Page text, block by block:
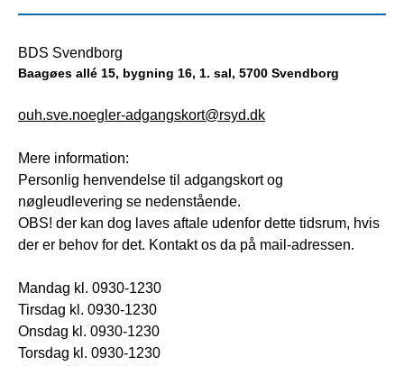
BDS Svendborg
Baagøes allé 15, bygning 16, 1. sal, 5700 Svendborg
ouh.sve.noegler-adgangskort@rsyd.dk
Mere information:
Personlig henvendelse til adgangskort og
nøgleudlevering se nedenstående.
OBS! der kan dog laves aftale udenfor dette tidsrum, hvis
der er behov for det. Kontakt os da på mail-adressen.
Mandag kl. 0930-1230
Tirsdag kl. 0930-1230
Onsdag kl. 0930-1230
Torsdag kl. 0930-1230